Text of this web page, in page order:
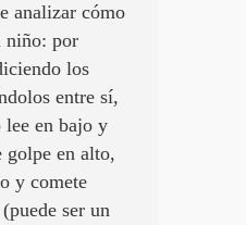
analizar cómo
niño: por
los
entre sí,
lee en bajo y
golpe en alto,
y comete
ser un